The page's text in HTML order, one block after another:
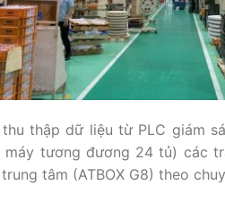
thập dữ liệu từ PLC giám
tương đương 24 tủ) các
tâm (ATBOX G8) theo